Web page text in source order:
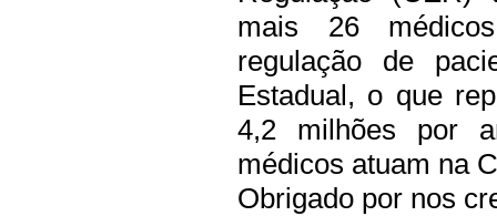
mais 26
regulação de
Estadual, o que
4,2 milhões por
médicos atuam na
Obrigado por nos